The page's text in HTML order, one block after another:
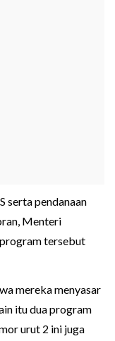
serta pendanaan
Menteri
tersebut
mereka menyasar
itu dua program
urut 2 ini juga